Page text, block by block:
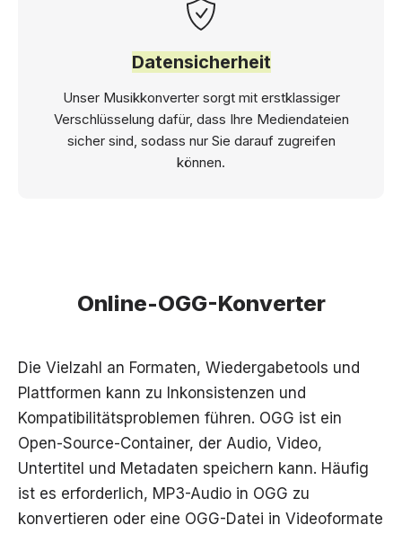
Datensicherheit
Unser Musikkonverter sorgt mit erstklassiger
Verschlüsselung dafür, dass Ihre Mediendateien
sicher sind, sodass nur Sie darauf zugreifen
können.
Online-OGG-Konverter
Die Vielzahl an Formaten, Wiedergabetools und
Plattformen kann zu Inkonsistenzen und
Kompatibilitätsproblemen führen. OGG ist ein
Open-Source-Container, der Audio, Video,
Untertitel und Metadaten speichern kann. Häufig
ist es erforderlich, MP3-Audio in OGG zu
konvertieren oder eine OGG-Datei in Videoformate